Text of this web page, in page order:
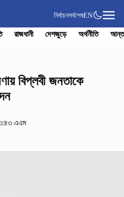
নির্বাচনসর্বশেষEN
রাজধানী দেশজুড়ে অর্থনীতি
বিপ্লবী জনতাকে
এএম